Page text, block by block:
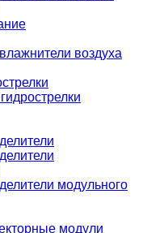
воздуха
модульного
модули